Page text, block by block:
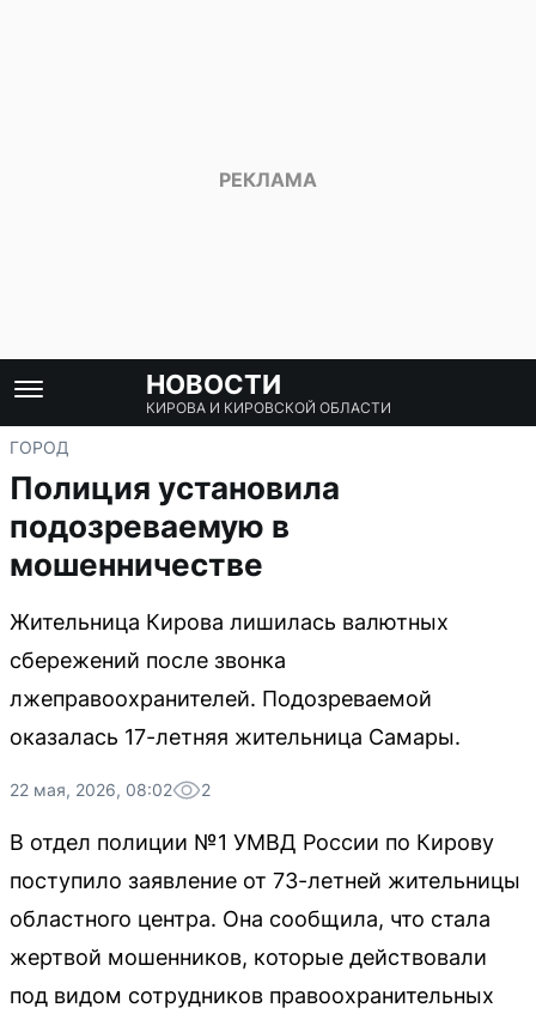
НОВОСТИ
КИРОВА И КИРОВСКОЙ ОБЛАСТИ
ГОРОД
Полиция установила
подозреваемую в
мошенничестве
Жительница Кирова лишилась валютных
сбережений после звонка
лжеправоохранителей. Подозреваемой
оказалась 17-летняя жительница Самары.
22 мая, 2026, 08:02 2
В отдел полиции №1 УМВД России по Кирову
поступило заявление от 73-летней жительницы
областного центра. Она сообщила, что стала
жертвой мошенников, которые действовали
под видом сотрудников правоохранительных